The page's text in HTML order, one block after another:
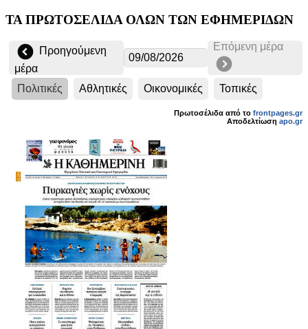
ΤΑ ΠΡΩΤΟΣΕΛΙΔΑ ΟΛΩΝ ΤΩΝ ΕΦΗΜΕΡΙΔΩΝ